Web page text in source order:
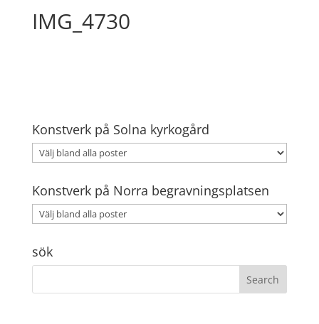
IMG_4730
Konstverk på Solna kyrkogård
Konstverk på Norra begravningsplatsen
sök